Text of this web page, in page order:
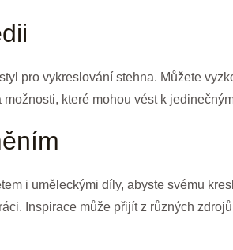
pro vykreslování stehna. Můžete
které mohou vést k
i uměleckými díly, abyste svému
Inspirace může přijít z různých